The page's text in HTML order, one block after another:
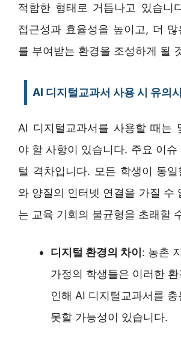
적합한 형태로 거듭나고 있습니
접근성과 효율성을 높이고, 더
를 부여받는 환경을 조성하게 될
AI 디지털교과서 사용 시 유의
AI 디지털교과서를 사용할 때는
야 할 사항이 있습니다. 주요 이슈
털 격차입니다. 모든 학생이 동
와 양질의 인터넷 연결을 가질 수
는 교육 기회의 불균형을 초래할
디지털 환경의 차이: 농촌
가정의 학생들은 이러한
인해 AI 디지털교과서를
못할 가능성이 있습니다.